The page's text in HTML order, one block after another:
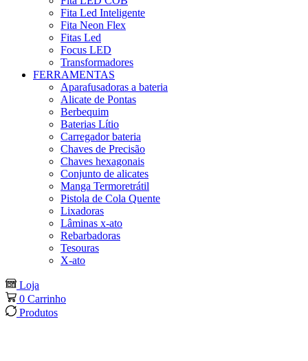
Fita Led Inteligente
Fita Neon Flex
Fitas Led
Focus LED
Transformadores
FERRAMENTAS
Aparafusadoras a bateria
Alicate de Pontas
Berbequim
Baterias Lítio
Carregador bateria
Chaves de Precisão
Chaves hexagonais
Conjunto de alicates
Manga Termoretrátil
Pistola de Cola Quente
Lixadoras
Lâminas x-ato
Rebarbadoras
Tesouras
X-ato
Loja
0 Carrinho
Produtos